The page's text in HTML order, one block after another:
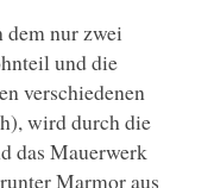
dem nur zwei
und die
verschiedenen
wird durch die
das Mauerwerk
Marmor aus